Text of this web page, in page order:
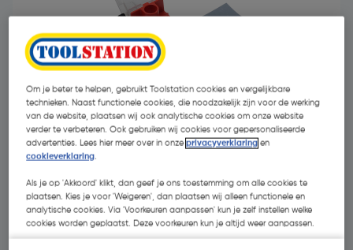
€ 15,38| Excl. btw € 12,71
Om je beter te helpen, gebruikt Toolstation cookies en vergelijkbare
technieken. Naast functionele cookies, die noodzakelijk zijn voor de werking
van de website, plaatsen wij ook analytische cookies om onze website
verder te verbeteren. Ook gebruiken wij cookies voor gepersonaliseerde
advertenties. Lees hier meer over in onzeprivacyverklaring en
cookieverklaring.
Als je op 'Akkoord' klikt, dan geef je ons toestemming om alle cookies te
plaatsen. Kies je voor 'Weigeren', dan plaatsen wij alleen functionele en
analytische cookies. Via 'Voorkeuren aanpassen' kun je zelf instellen welke
cookies worden geplaatst. Deze voorkeuren kun je altijd weer aanpassen.